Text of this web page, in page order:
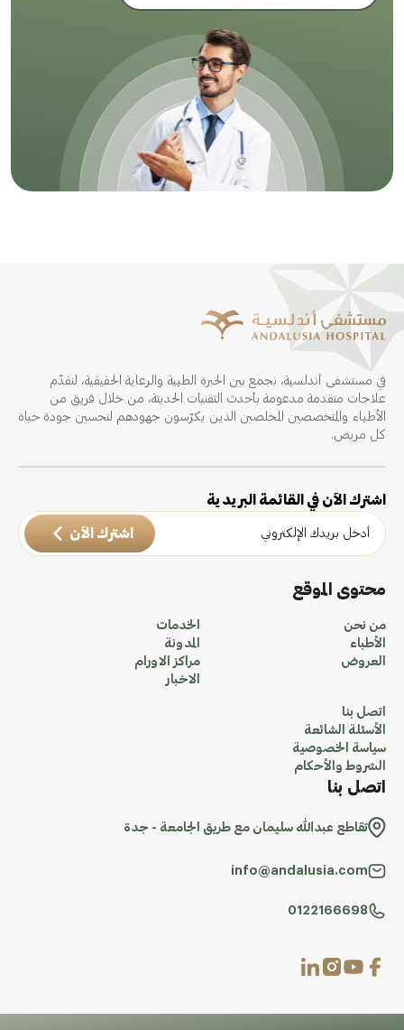
في مستشفى أندلسية، نجمع بين الخبرة الطبية والرعاية الحقيقية، لنقدّم
علاجات متقدمة مدعومة بأحدث التقنيات الحديثة، من خلال فريق من
الأطباء والمتخصصين المخلصين الذين يكرّسون جهودهم لتحسين جودة حياة
كل مريض.
اشترك الآن في القائمة البريدية
اشترك الآن
محتوى الموقع
من نحن
الأطباء
العروض
الخدمات
المدونة
مراكز الاورام
الاخبار
اتصل بنا
الأسئلة الشائعة
سياسة الخصوصية
الشروط والأحكام
اتصل بنا
تقاطع عبدالله سليمان مع طريق الجامعة - جدة
info@andalusia.com
0122166698